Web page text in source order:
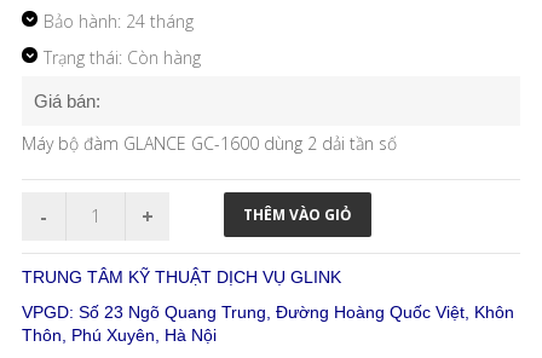
Bảo hành: 24 tháng
Trạng thái: Còn hàng
Giá bán:
Máy bộ đàm GLANCE GC-1600 dùng 2 dải tần số
TRUNG TÂM KỸ THUẬT DỊCH VỤ GLINK
VPGD: Số 23 Ngõ Quang Trung, Đường Hoàng Quốc Việt, Khôn
Thôn, Phú Xuyên, Hà Nội